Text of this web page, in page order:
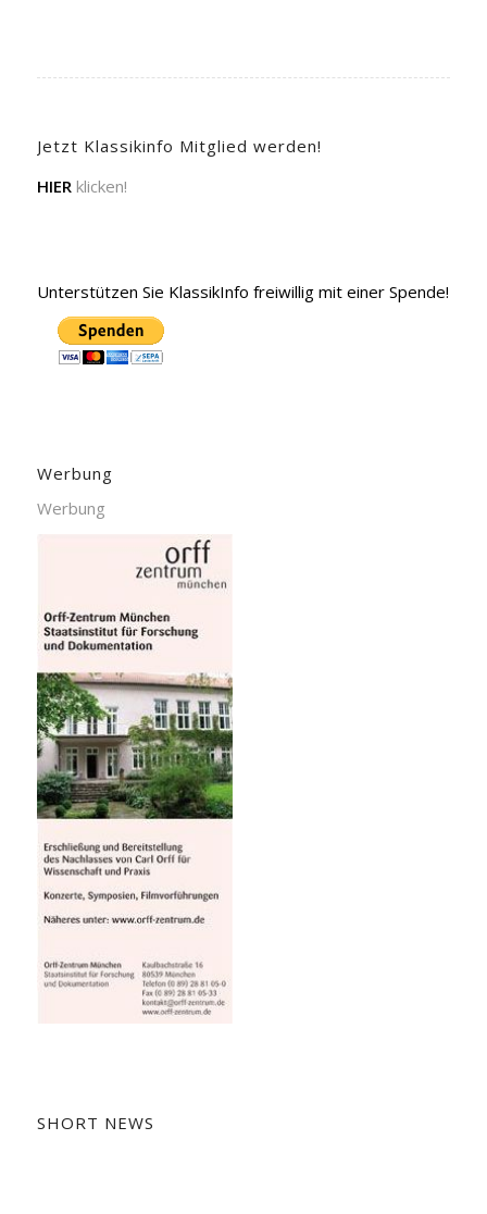
Jetzt Klassikinfo Mitglied werden!
HIER klicken!
Unterstützen Sie KlassikInfo freiwillig mit einer Spende!
Werbung
Werbung
SHORT NEWS